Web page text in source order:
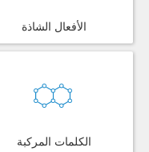
الأفعال الشاذة
الكلمات المركبة